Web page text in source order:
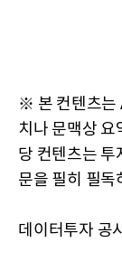
※ 본 컨텐츠는
치나 문맥상 요
당 컨텐츠는 투
문을 필히 필독
데이터투자